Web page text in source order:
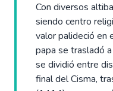
Con diversos
siendo centro
valor palideció en
papa se trasladó
se dividió entre
final del Cisma,